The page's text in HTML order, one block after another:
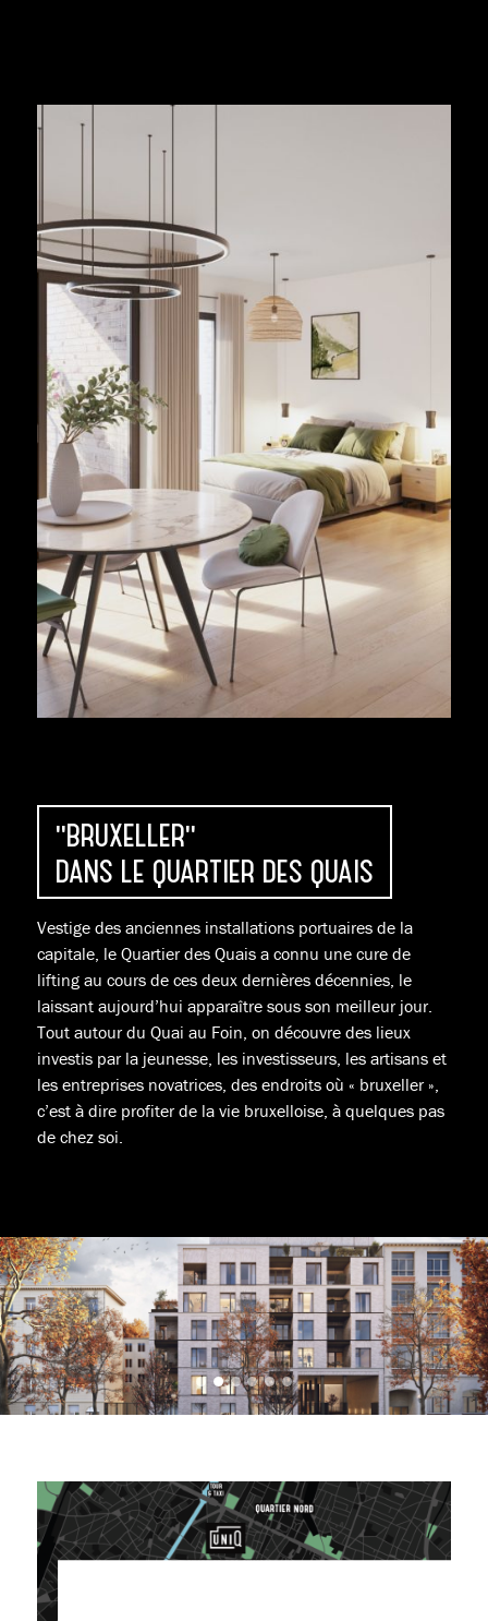
"BRUXELLER"
DANS LE QUARTIER DES QUAIS
Vestige des anciennes installations portuaires de la
capitale, le Quartier des Quais a connu une cure de
lifting au cours de ces deux dernières décennies, le
laissant aujourd’hui apparaître sous son meilleur jour.
Tout autour du Quai au Foin, on découvre des lieux
investis par la jeunesse, les investisseurs, les artisans et
les entreprises novatrices, des endroits où « bruxeller »,
c’est à dire profiter de la vie bruxelloise, à quelques pas
de chez soi.